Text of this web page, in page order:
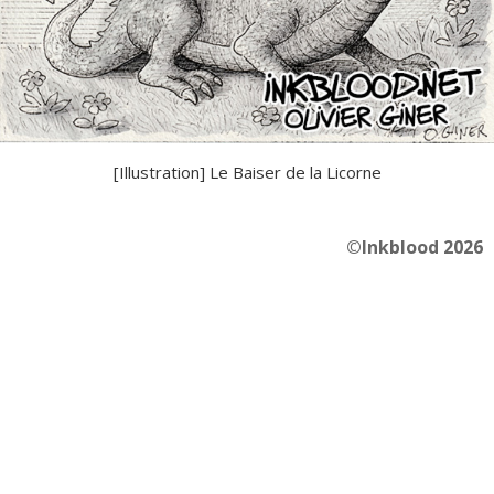
[Illustration] Le Baiser de la Licorne
©Inkblood 2026